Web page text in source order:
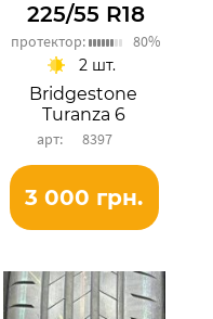
225/55 R18
протектор: 80%
Bridgestone
Turanza 6
8397
2 шт.
3 000 грн.